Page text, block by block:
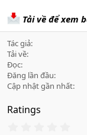
Tải về để xem
Tác giả
Tải về
Đọc
Đăng lần đầu
Cập nhật gần nhất
Ratings